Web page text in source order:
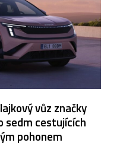
vůz značky
sedm cestujících
pohonem